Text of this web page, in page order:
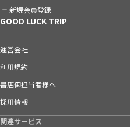
新規会員登録
GOOD LUCK TRIP
運営会社
利用規約
書店御担当者様へ
採用情報
関連サービス